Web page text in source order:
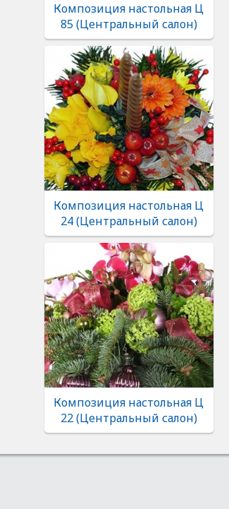
Композиция настольная Ц
85 (Центральный салон)
Композиция настольная Ц
24 (Центральный салон)
Композиция настольная Ц
22 (Центральный салон)